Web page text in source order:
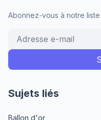
Abonnez-vous à notre
Sujets liés
Ballon d'or